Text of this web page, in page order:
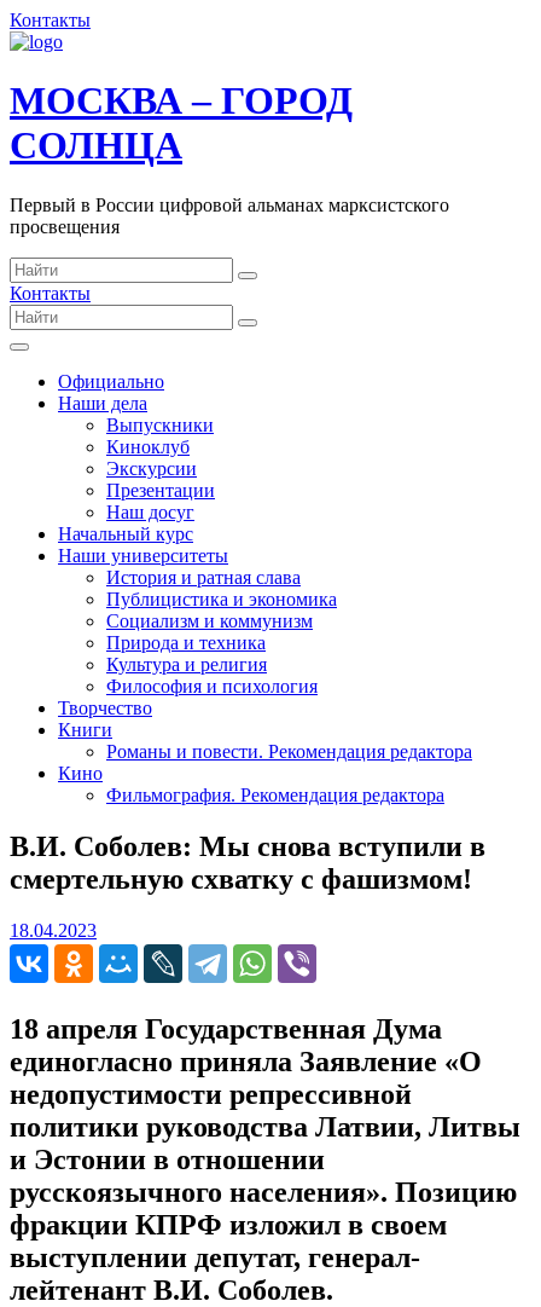
Контакты
МОСКВА – ГОРОД
СОЛНЦА
Первый в России цифровой альманах марксистского
просвещения
Контакты
Официально
Наши дела
Выпускники
Киноклуб
Экскурсии
Презентации
Наш досуг
Начальный курс
Наши университеты
История и ратная слава
Публицистика и экономика
Социализм и коммунизм
Природа и техника
Культура и религия
Философия и психология
Творчество
Книги
Романы и повести. Рекомендация редактора
Кино
Фильмография. Рекомендация редактора
В.И. Соболев: Мы снова вступили в
смертельную схватку с фашизмом!
18.04.202318.04.2023
18 апреля Государственная Дума
единогласно приняла Заявление «О
недопустимости репрессивной
политики руководства Латвии, Литвы
и Эстонии в отношении
русскоязычного населения». Позицию
фракции КПРФ изложил в своем
выступлении депутат, генерал-
лейтенант В.И. Соболев.